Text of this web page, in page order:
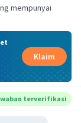
mempunyai
Klaim
terverifikasi